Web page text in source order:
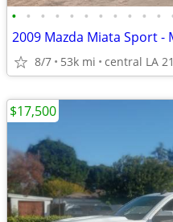
• • • • • • • • • • •
2009 Mazda Miata Sport -
8/7 53k mi central LA
$17,500